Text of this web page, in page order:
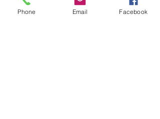
later kwam ze mij op de parking nog
Phone Email Facebook